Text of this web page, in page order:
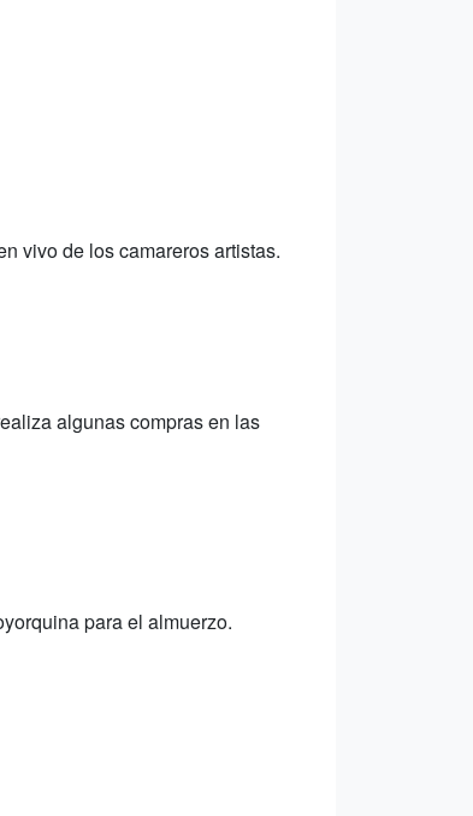
vivo de los camareros artistas.
algunas compras en las
para el almuerzo.